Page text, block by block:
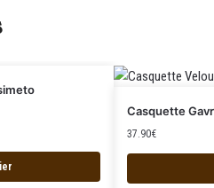
Casquette
37.90€